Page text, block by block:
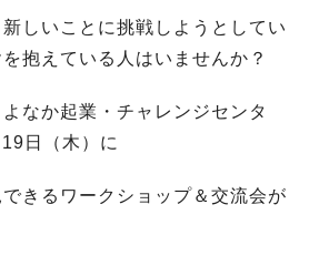
しいことに挑戦しようとしてい
抱えている人はいませんか？
なか起業・チャレンジセンタ
日（木）に
きるワークショップ＆交流会が